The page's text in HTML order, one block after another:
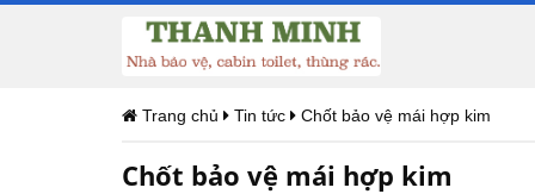
Trang chủ Tin tức Chốt bảo vệ mái hợp kim
Chốt bảo vệ mái hợp kim